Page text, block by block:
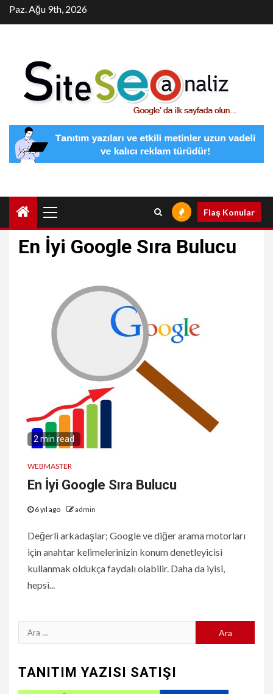
Skip
to
Paz. Ağu 9th, 2026
Menu
Flaş Konular
En İyi Google Sıra Bulucu
2 min read
WEBMASTER
En İyi Google Sıra Bulucu
6 yıl ago admin
Değerli arkadaşlar; Google ve diğer arama motorları
için anahtar kelimelerinizin konum denetleyicisi
kullanmak oldukça faydalı olabilir. Daha da iyisi,
hepsi...
Arama:
TANITIM YAZISI SATIŞI